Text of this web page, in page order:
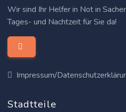
Wir sind Ihr Helfer in Not in
Tages- und Nachtzeit für Sie da!
Impressum/
Stadtteile